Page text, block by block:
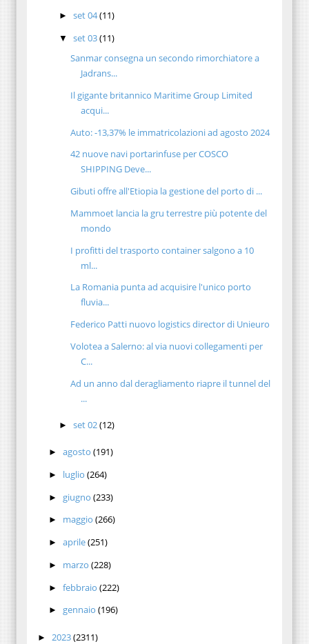
►set 04(11)
▼set 03(11)
Sanmar consegna un secondo rimorchiatore a
Jadrans...
Il gigante britannico Maritime Group Limited
acqui...
Auto: -13,37% le immatricolazioni ad agosto 2024
42 nuove navi portarinfuse per COSCO
SHIPPING Deve...
Gibuti offre all'Etiopia la gestione del porto di ...
Mammoet lancia la gru terrestre più potente del
mondo
I profitti del trasporto container salgono a 10
ml...
La Romania punta ad acquisire l'unico porto
fluvia...
Federico Patti nuovo logistics director di Unieuro
Volotea a Salerno: al via nuovi collegamenti per
C...
Ad un anno dal deragliamento riapre il tunnel del
...
►set 02(12)
► agosto (191)
► luglio (264)
► giugno (233)
► maggio (266)
► aprile(251)
► marzo (228)
► febbraio (222)
► gennaio (196)
► 2023(2311)